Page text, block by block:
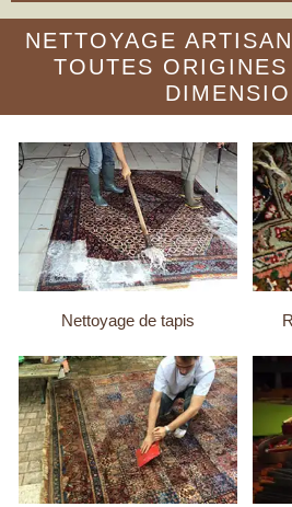
NETTOYAGE
TOUTES
Nettoyage de tapis